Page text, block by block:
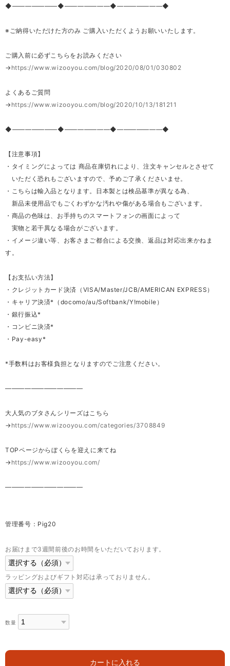
◆―――――――◆―――――――◆―――――――◆
※ご納得いただけた方のみ ご購入いただくようお願いいたします。
ご購入前に必ずこちらをお読みください
→ https://www.wizooyou.com/blog/2020/08/01/030802
よくあるご質問
→ https://www.wizooyou.com/blog/2020/10/13/181211
◆―――――――◆―――――――◆―――――――◆
【注意事項】
・タイミングによっては 商品在庫切れにより、注文キャンセルとさせて
いただく恐れもございますので、予めご了承くださいませ。
・こちらは輸入品となります。日本製とは検品基準が異なる為、
新品未使用品でもごくわずかな汚れや傷がある場合もございます。
・商品の色味は、お手持ちのスマートフォンの画面によって
実物と若干異なる場合がございます。
・イメージ違い等、お客さまご都合による交換、返品は対応出来かねま
す。
【お支払い方法】
・クレジットカード決済（VISA/Master/JCB/AMERICAN EXPRESS）
・キャリア決済*（docomo/au/Softbank/Y!mobile）
・銀行振込*
・コンビニ決済*
・Pay-easy*
*手数料はお客様負担となりますのでご注意ください。
————————————
大人気のブタさんシリーズはこちら
→ https://www.wizooyou.com/categories/3708849
TOPページからぼくらを迎えに来てね
→ https://www.wizooyou.com/
————————————
管理番号：Pig20
お届けまで3週間前後のお時間をいただいております。
ラッピングおよびギフト対応は承っておりません。
数量
カートに入れる